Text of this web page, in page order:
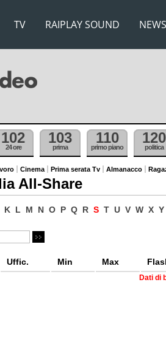
TV RAIPLAY SOUND NEWS
102
24 ore
103
prima
110
primo piano
120
politica
Cinema Prima serata Tv Almanacco
All-Share
K L M N O P Q R S T U V W X Y
Uffic. Min Max
Dati di